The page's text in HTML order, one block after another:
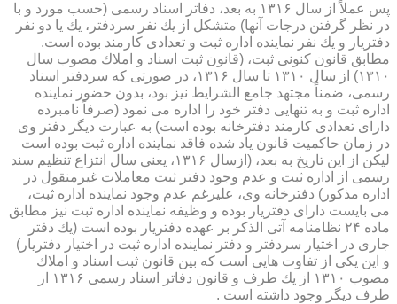
پس عملاً از سال ۱۳۱۶ به بعد، دفاتر اسناد رسمی (حسب مورد و با
در نظر گرفتن درجات آنها) متشكل از یك نفر سردفتر، یك یا دو نفر
دفتریار و یك نفر نماینده اداره ثبت و تعدادی كارمند بوده است.
مطابق قانون كنونی ثبت، (قانون ثبت اسناد و املاك مصوب سال
۱۳۱۰) از سال ۱۳۱۰ تا سال ۱۳۱۶، در صورتی كه سردفتر اسناد
رسمی، ضمناً مجتهد جامع الشرایط نیز بود، بدون حضور نماینده
اداره ثبت و به تنهایی دفتر خود را اداره می نمود (صرفاً نامبرده
دارای تعدادی كارمند دفترخانه بوده است) به عبارت دیگر دفتر وی
در زمان حاكمیت قانون یاد شده فاقد نماینده اداره ثبت بوده است
لیكن از این تاریخ به بعد، (ازسال ۱۳۱۶، یعنی سال انتزاع تنظیم سند
رسمی از اداره ثبت و عدم وجود دفتر ثبت معاملات غیرمنقول در
اداره مذكور) دفترخانه وی، علیرغم عدم وجود نماینده اداره ثبت،
می بایست دارای دفتریار بوده و وظیفه نماینده اداره ثبت نیز مطابق
ماده ۲۴ نظامنامه آتی الذكر بر عهده دفتریار بوده است (یك دفتر
جاری در اختیار سردفتر و دفتر نماینده اداره ثبت در اختیار دفتریار)
و این یكی از تفاوت هایی است كه بین قانون ثبت اسناد و املاك
مصوب ۱۳۱۰ از یك طرف و قانون دفاتر اسناد رسمی ۱۳۱۶ از
طرف دیگر وجود داشته است .